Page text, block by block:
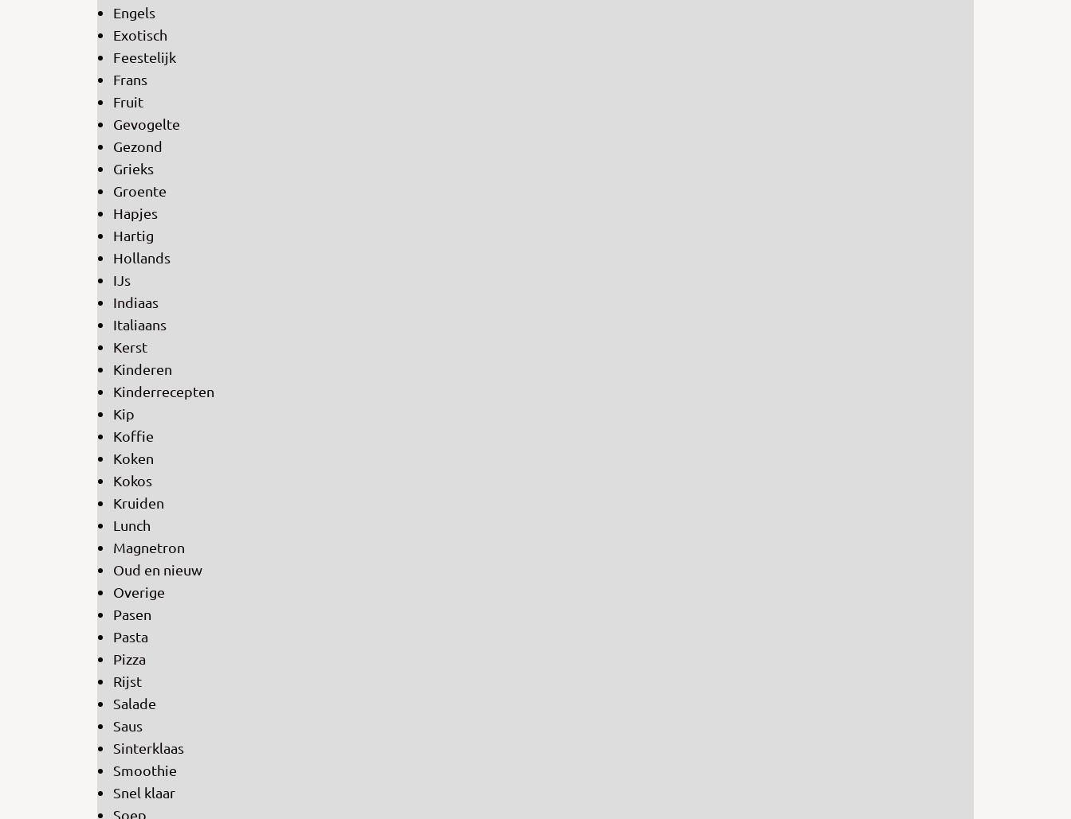
Engels
Exotisch
Feestelijk
Frans
Fruit
Gevogelte
Gezond
Grieks
Groente
Hapjes
Hartig
Hollands
IJs
Indiaas
Italiaans
Kerst
Kinderen
Kinderrecepten
Kip
Koffie
Koken
Kokos
Kruiden
Lunch
Magnetron
Oud en nieuw
Overige
Pasen
Pasta
Pizza
Rijst
Salade
Saus
Sinterklaas
Smoothie
Snel klaar
Soep